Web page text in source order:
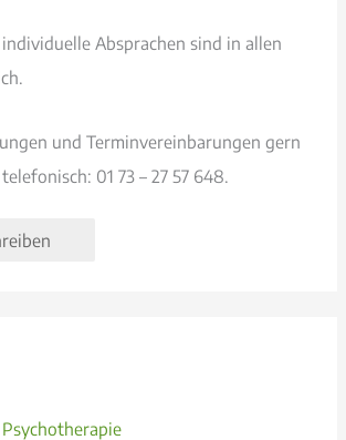
Absprachen sind in allen
und Terminvereinbarungen gern
01 73 – 27 57 648.